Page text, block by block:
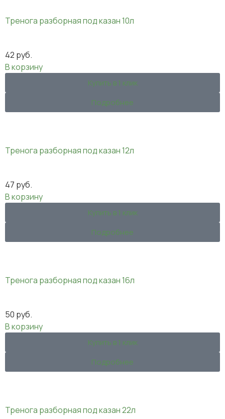
Тренога разборная под казан 10л
42 руб.
В корзину
Купить в 1 клик
Подробнее
Тренога разборная под казан 12л
47 руб.
В корзину
Купить в 1 клик
Подробнее
Тренога разборная под казан 16л
50 руб.
В корзину
Купить в 1 клик
Подробнее
Тренога разборная под казан 22л